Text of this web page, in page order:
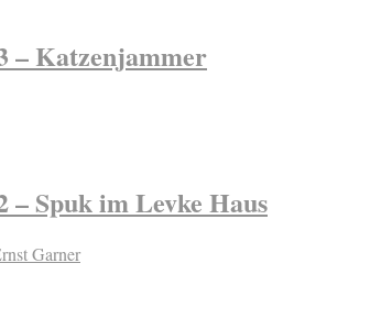
– Katzenjammer
Spuk im Levke Haus
Garner